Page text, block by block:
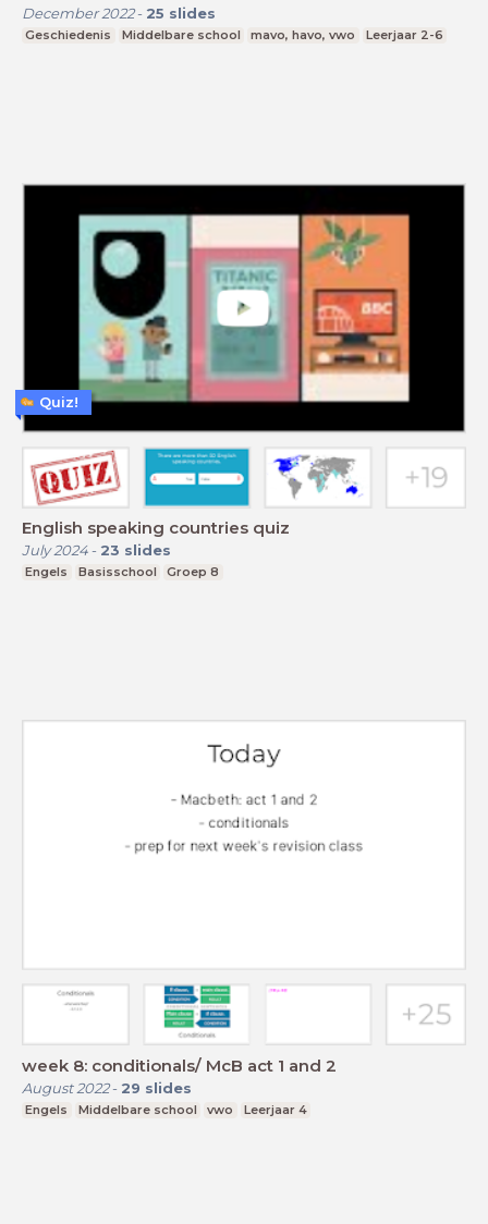
December 2022- 25 slides
Geschiedenis Middelbare school mavo, havo, vwo Leerjaar 2-6
English speaking countries quiz
July 2024- 23 slides
Engels Basisschool Groep 8
Quiz!
week 8: conditionals/ McB act 1 and 2
August 2022- 29 slides
Engels Middelbare school vwo Leerjaar 4